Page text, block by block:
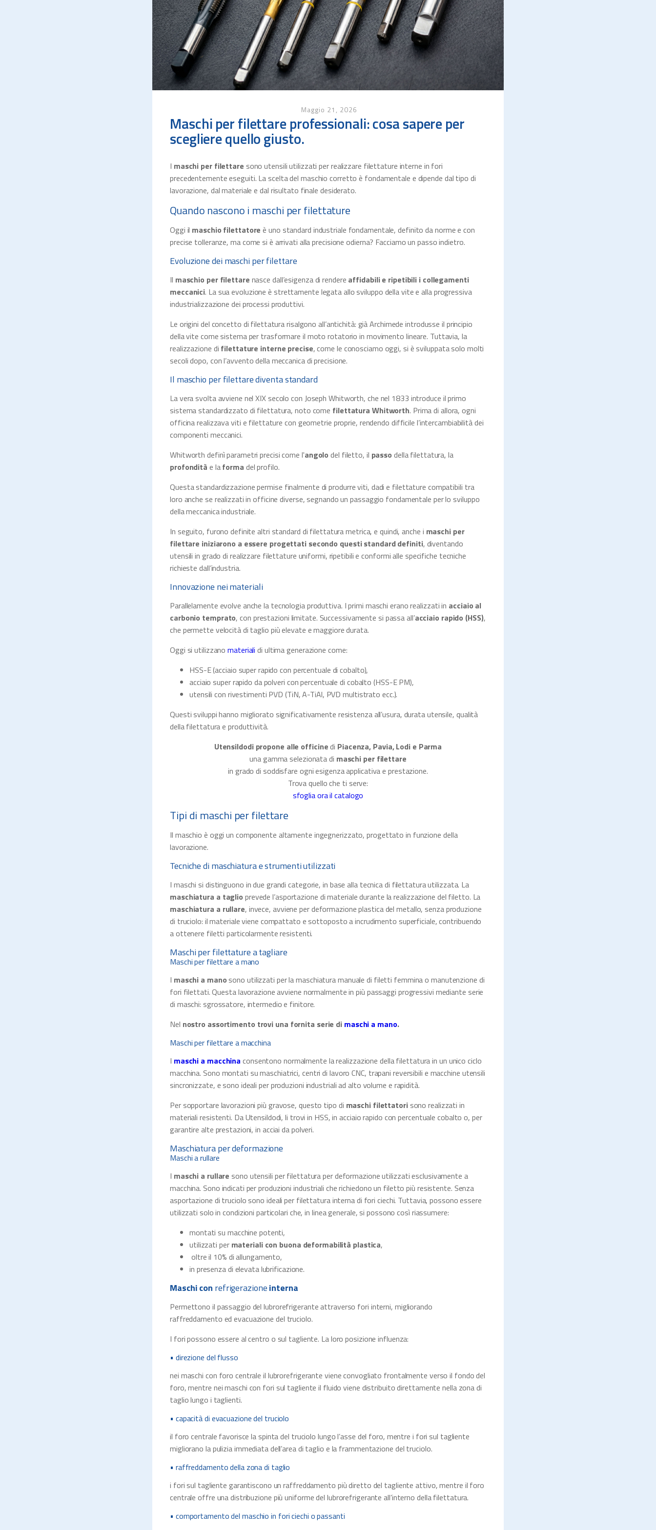
Maggio 21, 2026
Maschi per filettare professionali: cosa sapere per
scegliere quello giusto.
I maschi per filettare sono utensili utilizzati per realizzare filettature interne in fori
precedentemente eseguiti. La scelta del maschio corretto è fondamentale e dipende dal tipo di
lavorazione, dal materiale e dal risultato finale desiderato.
Quando nascono i maschi per filettature
Oggi il maschio filettatore è uno standard industriale fondamentale, definito da norme e con
precise tolleranze, ma come si è arrivati alla precisione odierna? Facciamo un passo indietro.
Evoluzione dei maschi per filettare
Il maschio per filettare nasce dall’esigenza di rendere affidabili e ripetibili i collegamenti
meccanici. La sua evoluzione è strettamente legata allo sviluppo della vite e alla progressiva
industrializzazione dei processi produttivi.
Le origini del concetto di filettatura risalgono all’antichità: già Archimede introdusse il principio
della vite come sistema per trasformare il moto rotatorio in movimento lineare. Tuttavia, la
realizzazione di filettature interne precise, come le conosciamo oggi, si è sviluppata solo molti
secoli dopo, con l’avvento della meccanica di precisione.
Il maschio per filettare diventa standard
La vera svolta avviene nel XIX secolo con Joseph Whitworth, che nel 1833 introduce il primo
sistema standardizzato di filettatura, noto come filettatura Whitworth. Prima di allora, ogni
officina realizzava viti e filettature con geometrie proprie, rendendo difficile l’intercambiabilità dei
componenti meccanici.
Whitworth definì parametri precisi come l'angolo del filetto, il passo della filettatura, la
profondità e laforma del profilo.
Questa standardizzazione permise finalmente di produrre viti, dadi e filettature compatibili tra
loro anche se realizzati in officine diverse, segnando un passaggio fondamentale per lo sviluppo
della meccanica industriale.
In seguito, furono definite altri standard di filettatura metrica, e quindi, anche i maschi per
filettare iniziarono a essere progettati secondo questi standard definiti, diventando
utensili in grado di realizzare filettature uniformi, ripetibili e conformi alle specifiche tecniche
richieste dall’industria.
Innovazione nei materiali
Parallelamente evolve anche la tecnologia produttiva. I primi maschi erano realizzati in acciaio al
carbonio temprato, con prestazioni limitate. Successivamente si passa all’acciaio rapido (HSS),
che permette velocità di taglio più elevate e maggiore durata.
Oggi si utilizzanomaterialidi ultima generazione come:
HSS-E (acciaio super rapido con percentuale di cobalto),
acciaio super rapido da polveri con percentuale di cobalto (HSS-E PM),
utensili con rivestimenti PVD (TiN, A-TiAl, PVD multistrato ecc.).
Questi sviluppi hanno migliorato significativamente resistenza all’usura, durata utensile, qualità
della filettatura e produttività.
Utensildodi propone alle officinedi Piacenza, Pavia, Lodi e Parma
una gamma selezionata di maschi per filettare
in grado di soddisfare ogni esigenza applicativa e prestazione.
Trova quello che ti serve:
sfoglia ora il catalogo
Tipi di maschi per filettare
Il maschio è oggi un componente altamente ingegnerizzato, progettato in funzione della
lavorazione.
Tecniche di maschiatura e strumenti utilizzati
I maschi si distinguono in due grandi categorie, in base alla tecnica di filettatura utilizzata. La
maschiatura a taglio prevede l’asportazione di materiale durante la realizzazione del filetto. La
maschiatura a rullare, invece, avviene per deformazione plastica del metallo, senza produzione
di truciolo: il materiale viene compattato e sottoposto a incrudimento superficiale, contribuendo
a ottenere filetti particolarmente resistenti.
Maschi per filettature a tagliare
Maschi per filettare a mano
I maschi a mano sono utilizzati per la maschiatura manuale di filetti femmina o manutenzione di
fori filettati. Questa lavorazione avviene normalmente in più passaggi progressivi mediante serie
di maschi: sgrossatore, intermedio e finitore.
Nel nostro assortimento trovi una fornita serie di maschi a mano.
Maschi per filettare a macchina
I maschi a macchina consentono normalmente la realizzazione della filettatura in un unico ciclo
macchina. Sono montati su maschiatrici, centri di lavoro CNC, trapani reversibili e macchine utensili
sincronizzate, e sono ideali per produzioni industriali ad alto volume e rapidità.
Per sopportare lavorazioni più gravose, questo tipo di maschi filettatorisono realizzati in
materiali resistenti. Da Utensildodi, li trovi in HSS, in acciaio rapido con percentuale cobalto o, per
garantire alte prestazioni, in acciai da polveri.
Maschiatura per deformazione
Maschi a rullare
I maschi a rullare sono utensili per filettatura per deformazione utilizzati esclusivamente a
macchina. Sono indicati per produzioni industriali che richiedono un filetto più resistente. Senza
asportazione di truciolo sono ideali per filettatura interna di fori ciechi. Tuttavia, possono essere
utilizzati solo in condizioni particolari che, in linea generale, si possono così riassumere:
montati su macchine potenti,
utilizzati per materiali con buona deformabilità plastica,
oltre il 10% di allungamento,
in presenza di elevata lubrificazione.
Maschi con refrigerazioneinterna
Permettono il passaggio del lubrorefrigerante attraverso fori interni, migliorando
raffreddamento ed evacuazione del truciolo.
I fori possono essere al centro o sul tagliente. La loro posizione influenza:
• direzione del flusso
nei maschi con foro centrale il lubrorefrigerante viene convogliato frontalmente verso il fondo del
foro, mentre nei maschi con fori sul tagliente il fluido viene distribuito direttamente nella zona di
taglio lungo i taglienti.
• capacità di evacuazione del truciolo
il foro centrale favorisce la spinta del truciolo lungo l’asse del foro, mentre i fori sul tagliente
migliorano la pulizia immediata dell’area di taglio e la frammentazione del truciolo.
• raffreddamento della zona di taglio
i fori sul tagliente garantiscono un raffreddamento più diretto del tagliente attivo, mentre il foro
centrale offre una distribuzione più uniforme del lubrorefrigerante all’interno della filettatura.
• comportamento del maschio in fori ciechi o passanti